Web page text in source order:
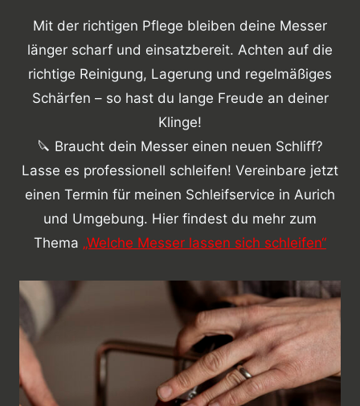
Mit der richtigen Pflege bleiben deine Messer
länger scharf und einsatzbereit. Achten auf die
richtige Reinigung, Lagerung und regelmäßiges
Schärfen – so hast du lange Freude an deiner
Klinge!
🔪 Braucht dein Messer einen neuen Schliff?
Lasse es professionell schleifen! Vereinbare jetzt
einen Termin für meinen Schleifservice in Aurich
und Umgebung. Hier findest du mehr zum
Thema „Welche Messer lassen sich schleifen“